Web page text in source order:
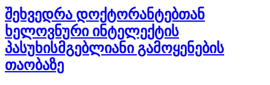
შეხვედრა დოქტორანტებთან
ხელოვნური ინტელექტის
პასუხისმგებლიანი გამოყენების
თაობაზე